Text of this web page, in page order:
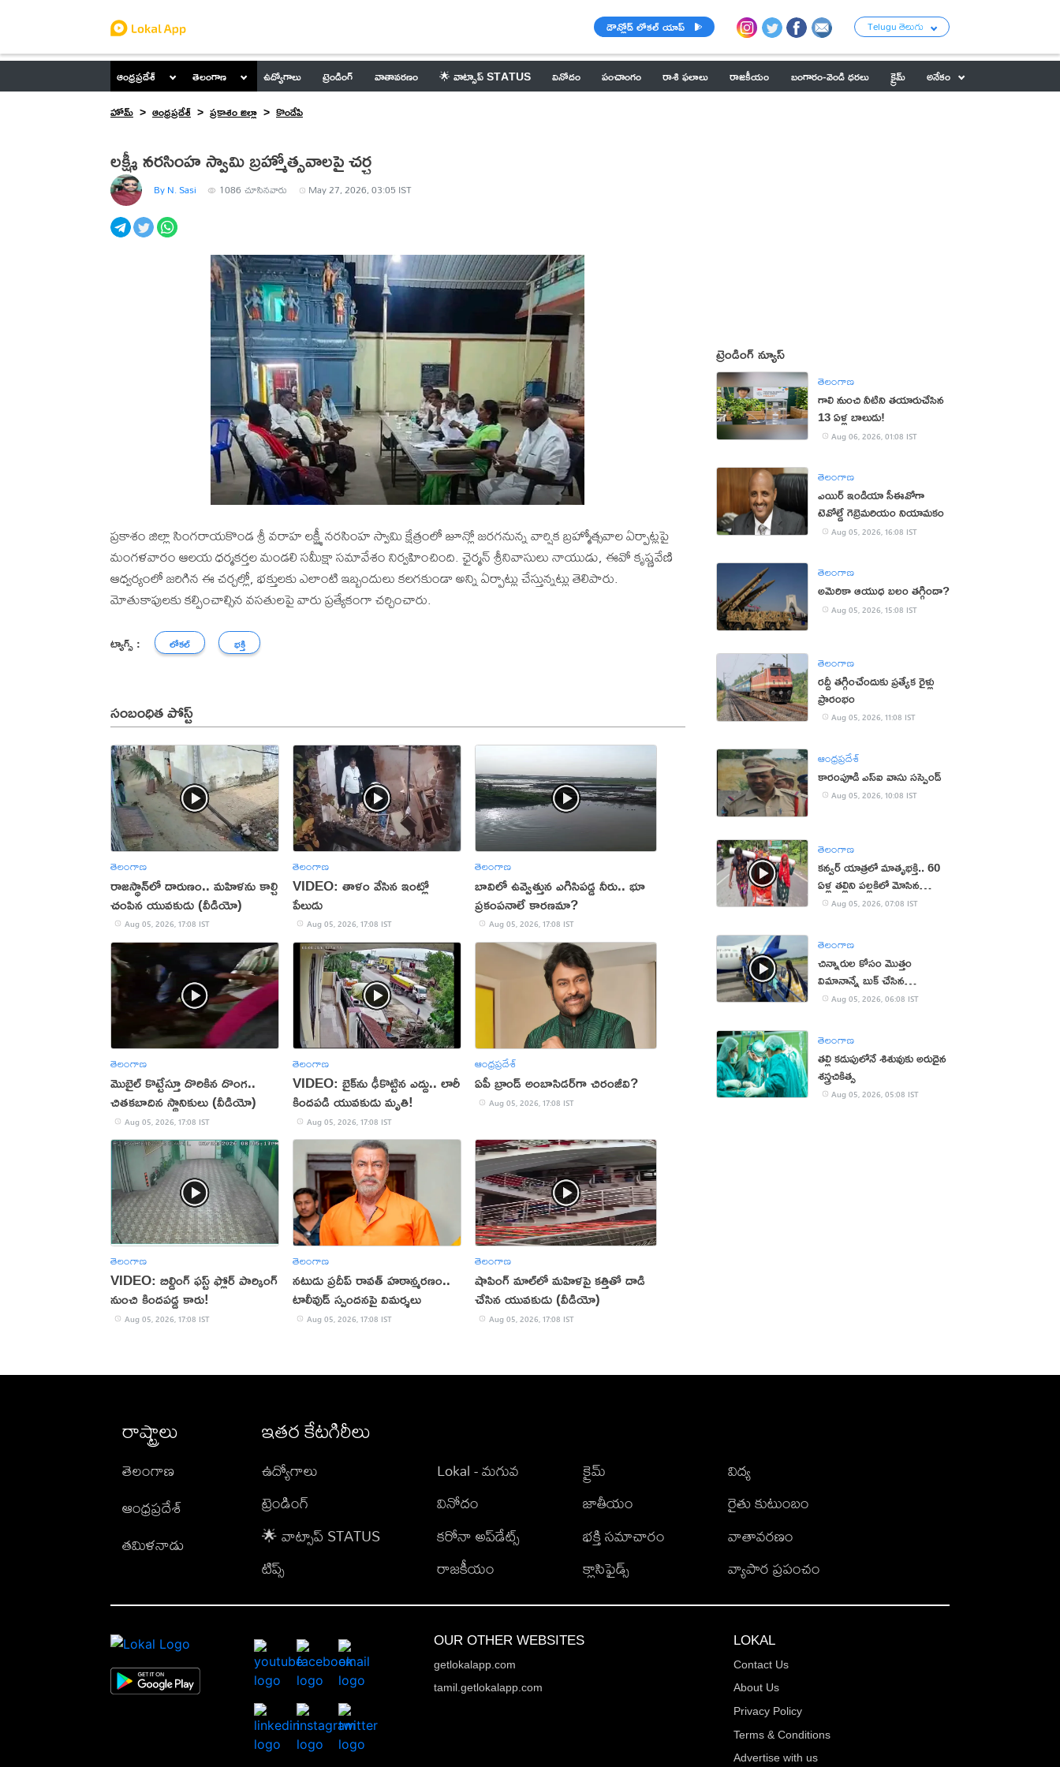
డౌన్లోడ్ లోకల్ యాప్ Telugu తెలుగు
ఆంధ్రప్రదేశ్ తెలంగాణ ఉద్యోగాలు ట్రెండింగ్ వాతావరణం 🌟 వాట్సాప్ STATUS వినోదం పంచాంగం రాశి ఫలాలు రాజకీయం బంగారం-వెండి ధరలు క్రైమ్
అనేకం
హోమ్
ఆంధ్రప్రదేశ్ ప్రకాశం జిల్లా కొండేపి
లక్ష్మీ నరసింహ స్వామి బ్రహ్మోత్సవాలపై చర్చ
By N. Sasi 1086 చూసినవారు May 27, 2026, 03:05 IST
ప్రకాశం జిల్లా సింగరాయకొండ శ్రీ వరాహ లక్ష్మీ నరసింహ స్వామి క్షేత్రంలో జూన్లో జరగనున్న వార్షిక బ్రహ్మోత్సవాల ఏర్పాట్లపై
మంగళవారం ఆలయ ధర్మకర్తల మండలి సమీక్షా సమావేశం నిర్వహించింది. ఛైర్మన్ శ్రీనివాసులు నాయుడు, ఈవో కృష్ణవేణి
ఆధ్వర్యంలో జరిగిన ఈ చర్చల్లో, భక్తులకు ఎలాంటి ఇబ్బందులు కలగకుండా అన్ని ఏర్పాట్లు చేస్తున్నట్లు తెలిపారు.
మోతుకాపులకు కల్పించాల్సిన వసతులపై వారు ప్రత్యేకంగా చర్చించారు.
ట్యాగ్స్ : లోకల్ భక్తి
సంబంధిత పోస్ట్
తెలంగాణ
రాజస్థాన్‌లో దారుణం.. మహిళను కాల్చి
చంపిన యువకుడు (వీడియో)
Aug 05, 2026, 17:08 IST
తెలంగాణ
VIDEO: తాళం వేసిన ఇంట్లో
పేలుడు
Aug 05, 2026, 17:08 IST
తెలంగాణ
బావిలో ఉవ్వెత్తున ఎగిసిపడ్డ నీరు.. భూ
ప్రకంపనాలే కారణమా?
Aug 05, 2026, 17:08 IST
తెలంగాణ
మొబైల్ కొట్టేస్తూ దొరికిన దొంగ..
చితకబాదిన స్థానికులు (వీడియో)
Aug 05, 2026, 17:08 IST
తెలంగాణ
VIDEO: బైక్‌ను ఢీకొట్టిన ఎద్దు.. లారీ
కిందపడి యువకుడు మృతి!
Aug 05, 2026, 17:08 IST
ఆంధ్రప్రదేశ్
ఏపీ బ్రాండ్ అంబాసిడర్‌గా చిరంజీవి?
Aug 05, 2026, 17:08 IST
తెలంగాణ
VIDEO: బిల్డింగ్ ఫస్ట్ ఫ్లోర్ పార్కింగ్
నుంచి కిందపడ్డ కారు!
Aug 05, 2026, 17:08 IST
తెలంగాణ
నటుడు ప్రదీప్ రావత్ హఠాన్మరణం..
టాలీవుడ్ స్పందనపై విమర్శలు
Aug 05, 2026, 17:08 IST
తెలంగాణ
షాపింగ్ మాల్‌లో మహిళపై కత్తితో దాడి
చేసిన యువకుడు (వీడియో)
Aug 05, 2026, 17:08 IST
ట్రెండింగ్ న్యూస్
తెలంగాణ
గాలి నుంచి నీటిని తయారుచేసిన
13 ఏళ్ల బాలుడు!
Aug 06, 2026, 01:08 IST
తెలంగాణ
ఎయిర్ ఇండియా సీఈవోగా
టెవోల్డే గెబ్రెమరియం నియామకం
Aug 05, 2026, 16:08 IST
తెలంగాణ
అమెరికా ఆయుధ బలం తగ్గిందా?
Aug 05, 2026, 15:08 IST
తెలంగాణ
రద్దీ తగ్గించేందుకు ప్రత్యేక రైళ్లు
ప్రారంభం
Aug 05, 2026, 11:08 IST
ఆంధ్రప్రదేశ్
కారంపూడి ఎస్ఐ వాసు స‌స్పెండ్‌
Aug 05, 2026, 10:08 IST
తెలంగాణ
కన్వర్ యాత్రలో మాతృభక్తి.. 60
ఏళ్ల తల్లిని పల్లకిలో మోసిన
కొడుకు, కోడలు!
Aug 05, 2026, 07:08 IST
తెలంగాణ
చిన్నారుల కోసం మొత్తం
విమానాన్నే బుక్ చేసిన
యూట్యూబర్
Aug 05, 2026, 06:08 IST
తెలంగాణ
తల్లి కడుపులోనే శిశువుకు అరుదైన
శస్త్రచికిత్స
Aug 05, 2026, 05:08 IST
రాష్ట్రాలు
తెలంగాణ
ఆంధ్రప్రదేశ్
తమిళనాడు
ఇతర కేటగిరీలు
ఉద్యోగాలు
ట్రెండింగ్
🌟 వాట్సాప్ STATUS
టిప్స్
Lokal - మగువ
వినోదం
కరోనా అప్‌డేట్స్
రాజకీయం
క్రైమ్
జాతీయం
భక్తి సమాచారం
క్లాసిఫైడ్స్
విద్య
రైతు కుటుంబం
వాతావరణం
వ్యాపార ప్రపంచం
OUR OTHER WEBSITES
getlokalapp.com
tamil.getlokalapp.com
LOKAL
Contact Us
About Us
Privacy Policy
Terms & Conditions
Advertise with us